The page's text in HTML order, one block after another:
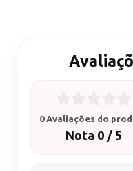
0 Avaliações do
Nota 0 / 5